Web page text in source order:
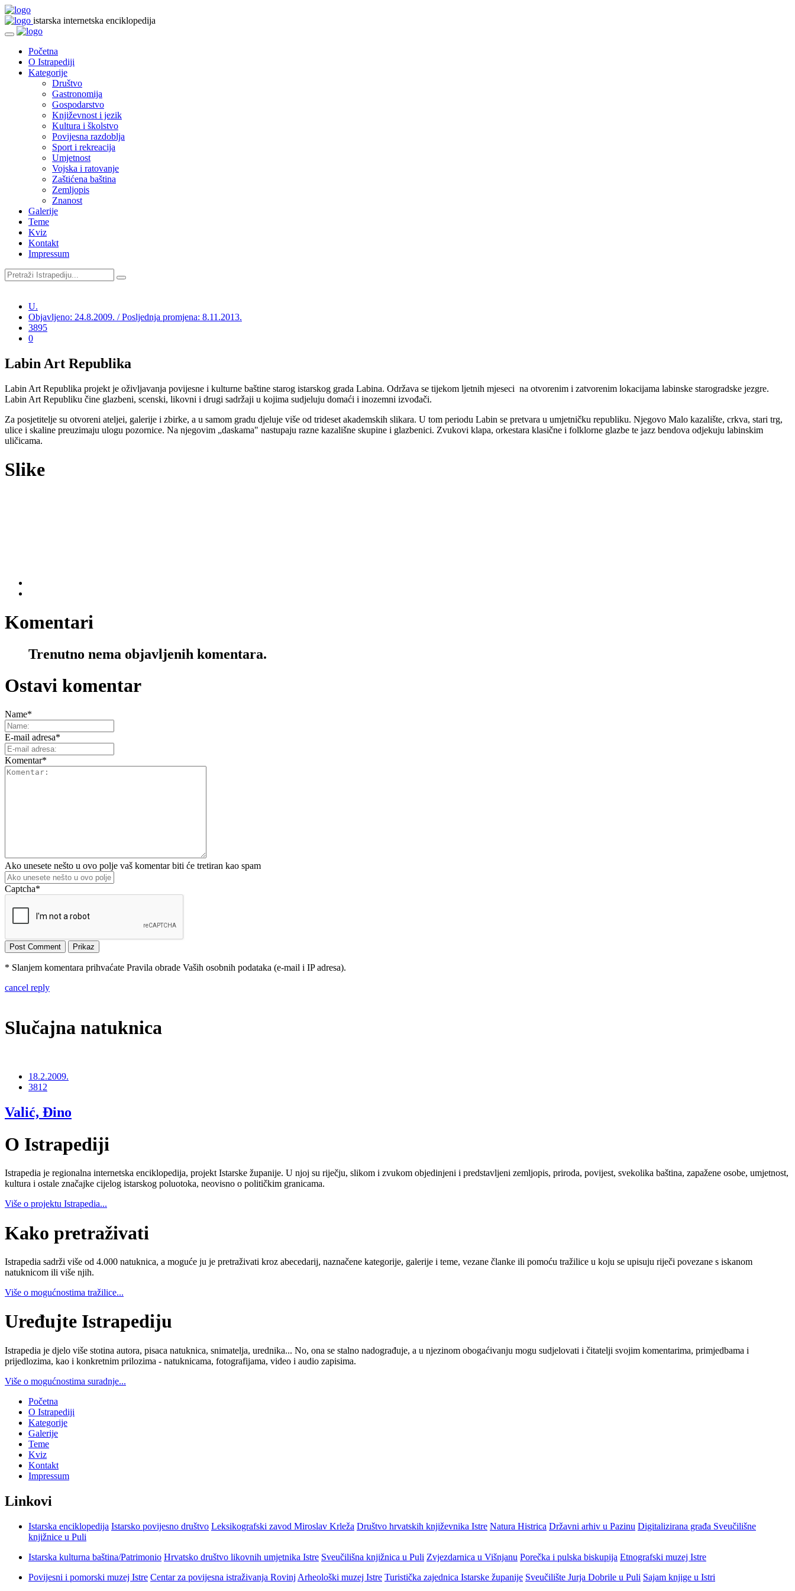
istarska internetska enciklopedija
Početna
O Istrapediji
Kategorije
Društvo
Gastronomija
Gospodarstvo
Književnost i jezik
Kultura i školstvo
Povijesna razdoblja
Sport i rekreacija
Umjetnost
Vojska i ratovanje
Zaštićena baština
Zemljopis
Znanost
Galerije
Teme
Kviz
Kontakt
Impressum
U.
Objavljeno: 24.8.2009. / Posljednja promjena: 8.11.2013.
3895
0
Labin Art Republika
Labin Art Republika projekt je oživljavanja povijesne i kulturne baštine starog istarskog grada Labina. Održava se tijekom ljetnih mjeseci na otvorenim i zatvorenim lokacijama labinske starogradske jezgre.
Labin Art Republiku čine glazbeni, scenski, likovni i drugi sadržaji u kojima sudjeluju domaći i inozemni izvođači.
Za posjetitelje su otvoreni ateljei, galerije i zbirke, a u samom gradu djeluje više od trideset akademskih slikara. U tom periodu Labin se pretvara u umjetničku republiku. Njegovo Malo kazalište, crkva, stari trg,
ulice i skaline preuzimaju ulogu pozornice. Na njegovim „daskama" nastupaju razne kazališne skupine i glazbenici. Zvukovi klapa, orkestara klasične i folklorne glazbe te jazz bendova odjekuju labinskim
uličicama.
Slike
Komentari
Trenutno nema objavljenih komentara.
Ostavi komentar
Name*
E-mail adresa*
Komentar*
Ako unesete nešto u ovo polje vaš komentar biti će tretiran kao spam
Captcha*
* Slanjem komentara prihvaćate Pravila obrade Vaših osobnih podataka (e-mail i IP adresa).
cancel reply
Slučajna natuknica
18.2.2009.
3812
Valić, Đino
O Istrapediji
Istrapedia je regionalna internetska enciklopedija, projekt Istarske županije. U njoj su riječju, slikom i zvukom objedinjeni i predstavljeni zemljopis, priroda, povijest, svekolika baština, zapažene osobe, umjetnost,
kultura i ostale značajke cijelog istarskog poluotoka, neovisno o političkim granicama.
Više o projektu Istrapedia...
Kako pretraživati
Istrapedia sadrži više od 4.000 natuknica, a moguće ju je pretraživati kroz abecedarij, naznačene kategorije, galerije i teme, vezane članke ili pomoću tražilice u koju se upisuju riječi povezane s iskanom
natuknicom ili više njih.
Više o mogućnostima tražilice...
Uređujte Istrapediju
Istrapedia je djelo više stotina autora, pisaca natuknica, snimatelja, urednika... No, ona se stalno nadograđuje, a u njezinom obogaćivanju mogu sudjelovati i čitatelji svojim komentarima, primjedbama i
prijedlozima, kao i konkretnim prilozima - natuknicama, fotografijama, video i audio zapisima.
Više o mogućnostima suradnje...
Početna
O Istrapediji
Kategorije
Galerije
Teme
Kviz
Kontakt
Impressum
Linkovi
Istarska enciklopedija Istarsko povijesno društvo Leksikografski zavod Miroslav Krleža Društvo hrvatskih književnika Istre Natura Histrica Državni arhiv u Pazinu Digitalizirana građa Sveučilišne
knjižnice u Puli
Istarska kulturna baština/Patrimonio Hrvatsko društvo likovnih umjetnika Istre Sveučilišna knjižnica u Puli Zvjezdarnica u Višnjanu Porečka i pulska biskupija Etnografski muzej Istre
Povijesni i pomorski muzej Istre Centar za povijesna istraživanja Rovinj Arheološki muzej Istre Turistička zajednica Istarske županije Sveučilište Jurja Dobrile u Puli Sajam knjige u Istri